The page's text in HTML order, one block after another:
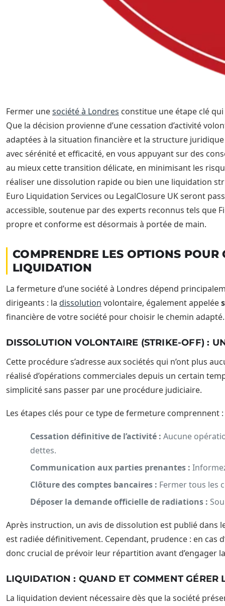
Fermer unesociété à Londres constitue une étape clé
Que la décision provienne d’une cessation d’activité
adaptées à la situation financière et la structure
avec sérénité et efficacité, en vous appuyant sur des
au mieux cette transition délicate, en minimisant les
réaliser une dissolution rapide ou bien une liquidation
Euro Liquidation Services ou LegalClosure UK seront
accessible, soutenue par des experts reconnus tels que
propre et conforme est désormais à portée de main.
COMPRENDRE LES OPTIONS
LIQUIDATION
La fermeture d’une société à Londres dépend
dirigeants : la dissolution volontaire, également appelée
financière de votre société pour choisir le chemin adapté.
DISSOLUTION VOLONTAIRE (STRIKE-OFF) :
Cette procédure s’adresse aux sociétés qui n’ont plus
réalisé d’opérations commerciales depuis un certain
simplicité sans passer par une procédure judiciaire.
Les étapes clés pour ce type de fermeture comprennent :
Cessation définitive de l’activité : Aucune
dettes.
Communication aux parties prenantes :
Clôture des comptes bancaires : Fermer tous les
Déposer la demande officielle de radiations :
Après instruction, un avis de dissolution est publié dans
est radiée définitivement. Cependant, prudence : en cas
donc crucial de prévoir leur répartition avant d’engager
LIQUIDATION : QUAND ET COMMENT GÉRER
La liquidation devient nécessaire dès que la société